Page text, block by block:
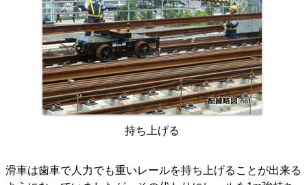
持ち上げる
滑車は歯車で人力でも重いレールを持ち上げることが出来る